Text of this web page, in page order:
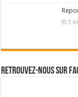
3
Retrouvez-nous sur